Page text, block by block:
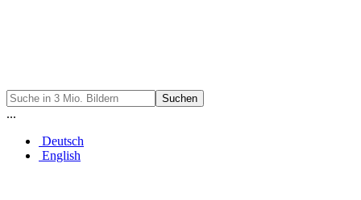
Suchen
...
Deutsch
English